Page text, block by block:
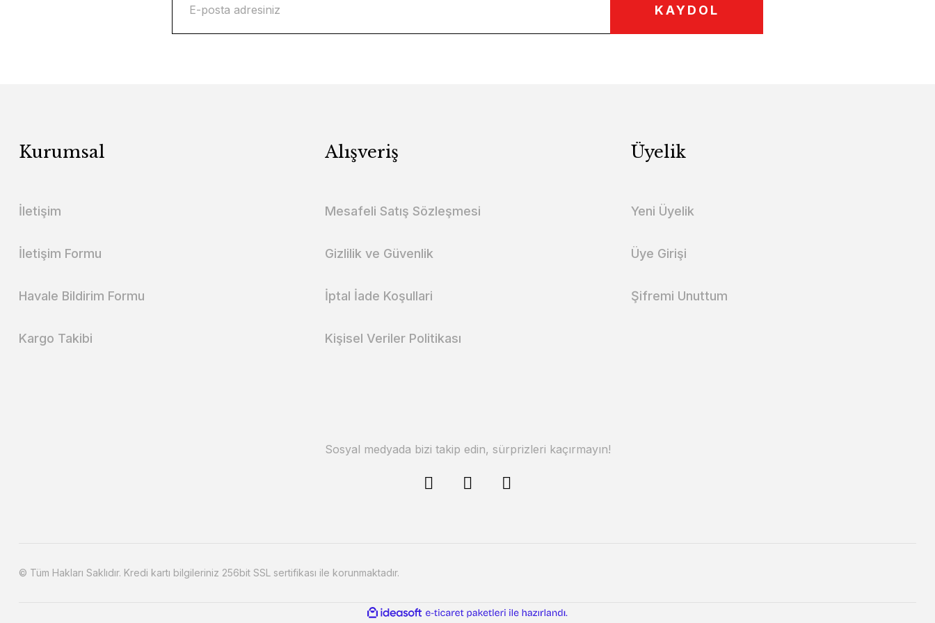
KAYDOL
Kurumsal
İletişim
İletişim Formu
Havale Bildirim Formu
Kargo Takibi
Alışveriş
Mesafeli Satış Sözleşmesi
Gizlilik ve Güvenlik
İptal İade Koşullari
Kişisel Veriler Politikası
Üyelik
Yeni Üyelik
Üye Girişi
Şifremi Unuttum
Sosyal medyada bizi takip edin, sürprizleri kaçırmayın!
© Tüm Hakları Saklıdır. Kredi kartı bilgileriniz 256bit SSL sertifikası ile korunmaktadır.
ideasoft
e-